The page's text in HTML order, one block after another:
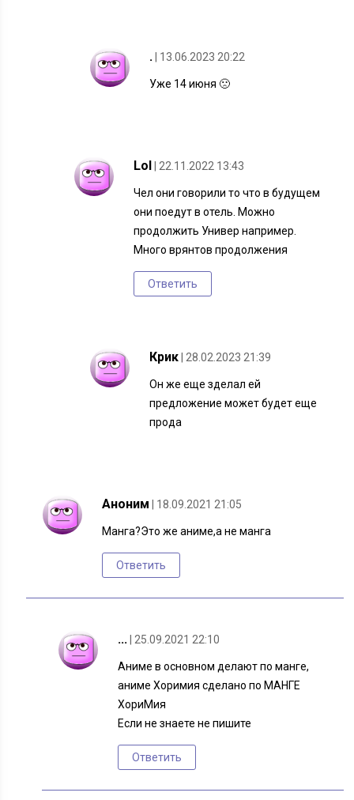
. | 13.06.2023 20:22
Уже 14 июня 🙁
Lol | 22.11.2022 13:43
Чел они говорили то что в будущем
они поедут в отель. Можно
продолжить Универ например.
Много врянтов продолжения
Ответить
Крик | 28.02.2023 21:39
Он же еще зделал ей
предложение может будет еще
прода
Аноним | 18.09.2021 21:05
Манга?Это же аниме,а не манга
Ответить
... | 25.09.2021 22:10
Аниме в основном делают по манге,
аниме Хоримия сделано по МАНГЕ
ХориМия
Если не знаете не пишите
Ответить